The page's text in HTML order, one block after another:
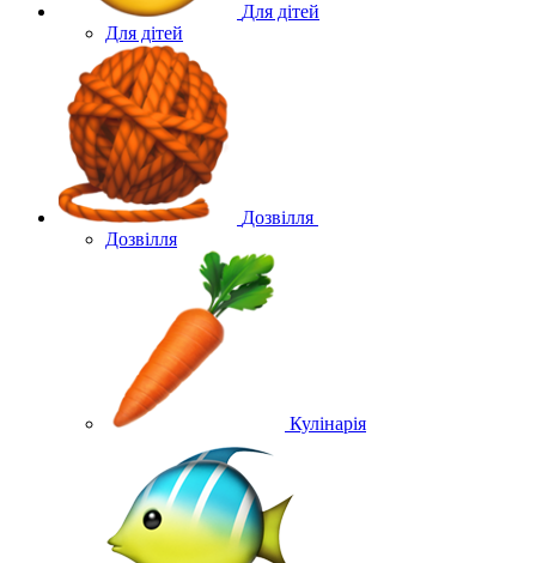
Для дітей
Для дітей
Дозвілля
Дозвілля
Кулінарія